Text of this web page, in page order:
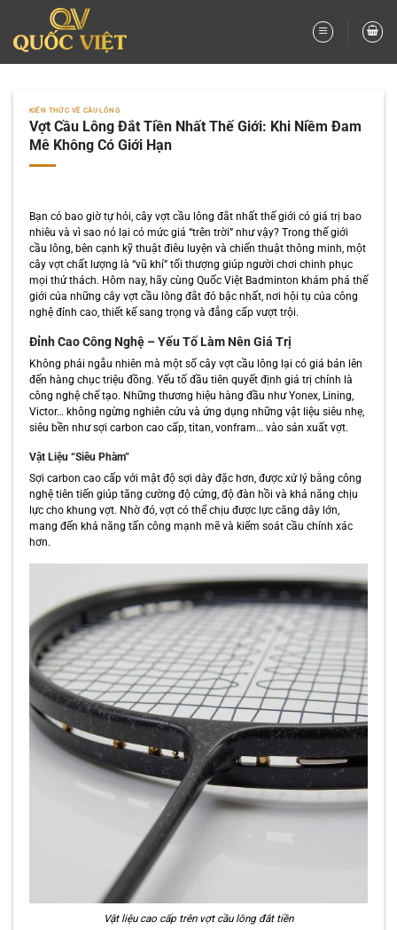
nội
dung
KIẾN THỨC VỀ CẦU LÔNG
Vợt Cầu Lông Đắt Tiền Nhất Thế Giới: Khi Niềm Đam
Mê Không Có Giới Hạn
Bạn có bao giờ tự hỏi, cây vợt cầu lông đắt nhất thế giới có giá trị bao
nhiêu và vì sao nó lại có mức giá “trên trời” như vậy? Trong thế giới
cầu lông, bên cạnh kỹ thuật điêu luyện và chiến thuật thông minh, một
cây vợt chất lượng là “vũ khí” tối thượng giúp người chơi chinh phục
mọi thử thách. Hôm nay, hãy cùng Quốc Việt Badminton khám phá thế
giới của những cây vợt cầu lông đắt đỏ bậc nhất, nơi hội tụ của công
nghệ đỉnh cao, thiết kế sang trọng và đẳng cấp vượt trội.
Đỉnh Cao Công Nghệ – Yếu Tố Làm Nên Giá Trị
Không phải ngẫu nhiên mà một số cây vợt cầu lông lại có giá bán lên
đến hàng chục triệu đồng. Yếu tố đầu tiên quyết định giá trị chính là
công nghệ chế tạo. Những thương hiệu hàng đầu như Yonex, Lining,
Victor… không ngừng nghiên cứu và ứng dụng những vật liệu siêu nhẹ,
siêu bền như sợi carbon cao cấp, titan, vonfram… vào sản xuất vợt.
Vật Liệu “Siêu Phàm”
Sợi carbon cao cấp với mật độ sợi dày đặc hơn, được xử lý bằng công
nghệ tiên tiến giúp tăng cường độ cứng, độ đàn hồi và khả năng chịu
lực cho khung vợt. Nhờ đó, vợt có thể chịu được lực căng dây lớn,
mang đến khả năng tấn công mạnh mẽ và kiểm soát cầu chính xác
hơn.
Vật liệu cao cấp trên vợt cầu lông đắt tiền